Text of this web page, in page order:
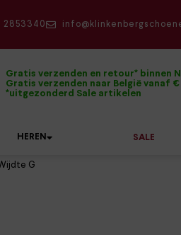
2853340
Gratis verzenden en retour* binnen
Gratis verzenden naar België vanaf €
*uitgezonderd Sale artikelen
HEREN SALE
G